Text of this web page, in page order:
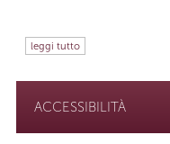
leggi tutto
ACCESSIBILITÀ